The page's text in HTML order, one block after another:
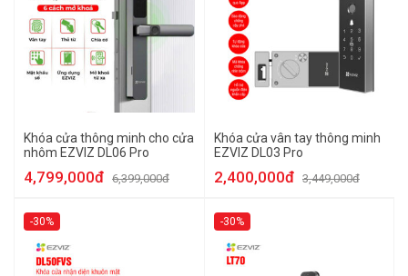
Khóa cửa thông minh cho cửa
nhôm EZVIZ DL06 Pro
4,799,000đ 6,399,000đ
Khóa cửa vân tay thông minh
EZVIZ DL03 Pro
2,400,000đ 3,449,000đ
-30% -30%